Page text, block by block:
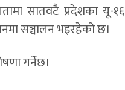
सातवटै प्रदेशका यू-१६
सञ्चालन भइरहेको छ।
गर्नेछ।